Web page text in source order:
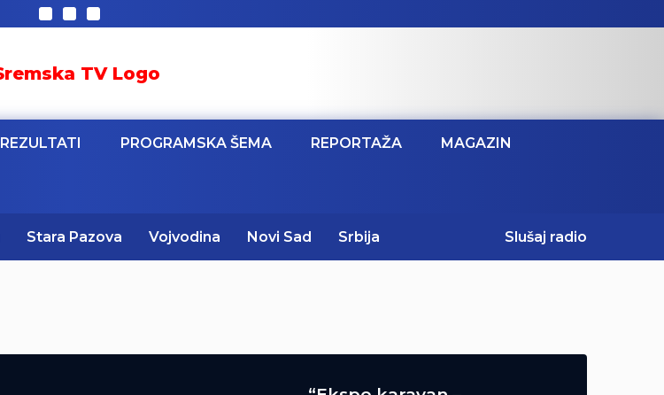
REZULTATI PROGRAMSKA ŠEMA REPORTAŽA MAGAZIN
Stara Pazova Vojvodina Novi Sad Srbija Slušaj radio